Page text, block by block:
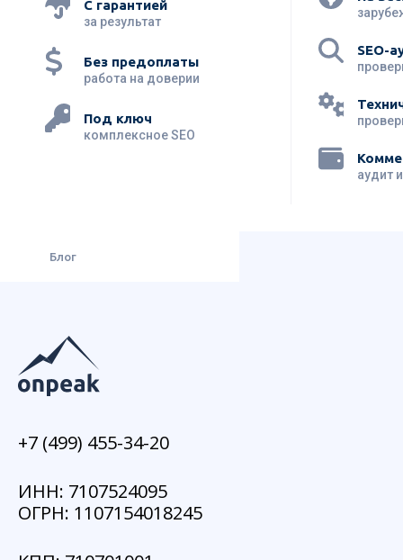
С гарантией
за результат
Без предоплаты
работа на доверии
Под ключ
комплексное SEO
SEO-
аудит
Блог
+7 (499) 455-34-20
ИНН: 7107524095
ОГРН: 1107154018245